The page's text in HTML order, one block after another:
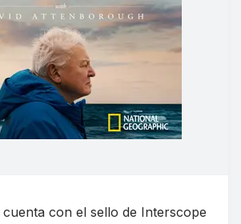
con el sello de Interscope